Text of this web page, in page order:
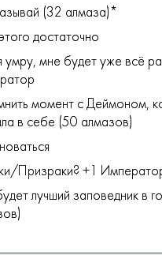
(32 алмаза)*
достаточно
умру, мне будет уже всё
момент с Деймоном,
в себе (50 алмазов)
Призраки? +1
лучший заповедник в